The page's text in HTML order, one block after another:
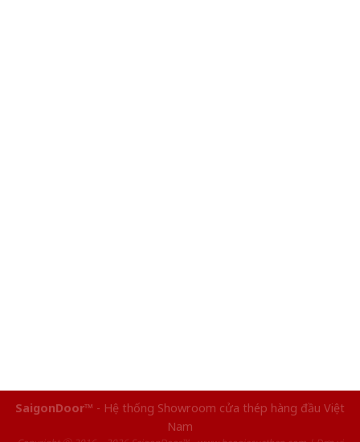
SaigonDoor™ - Hệ thống Showroom cửa thép hàng đầu Việt
Nam